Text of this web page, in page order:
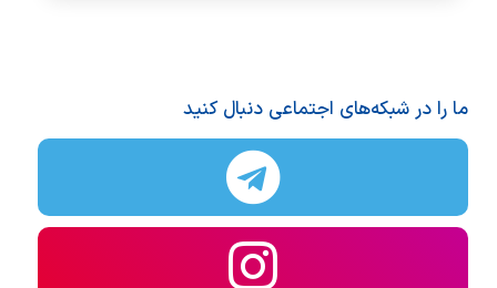
ما را در شبکه‌های اجتماعی دنبال کنید